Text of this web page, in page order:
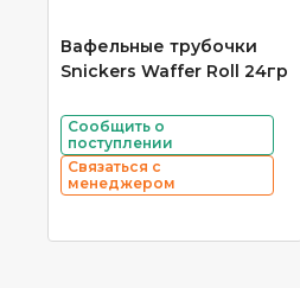
Вафельные трубочки
Snickers Waffer Roll 24гр
Сообщить о
поступлении
Связаться с
менеджером